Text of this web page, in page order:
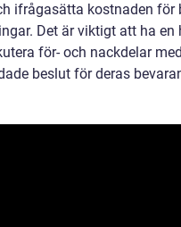
ifrågasätta kostnaden för
Det är viktigt att ha
för- och nackdelar
beslut för deras